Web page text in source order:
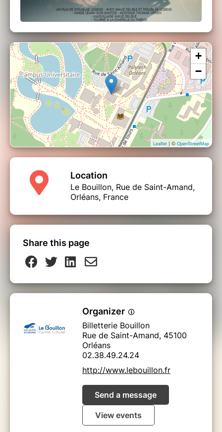
+
−
Leaflet | © OpenStreetMap
Location
Le Bouillon, Rue de Saint-Amand,
Orléans, France
Share this page
Organizer
Billetterie Bouillon
Rue de Saint-Amand, 45100
Orléans
02.38.49.24.24
http://www.lebouillon.fr
Send a message
View events